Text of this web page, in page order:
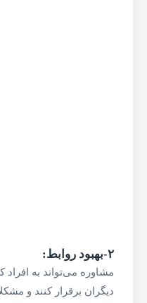
۲-بهبود روابط :
مشاوره می‌تواند به افراد
دیگران برقرار کنند و